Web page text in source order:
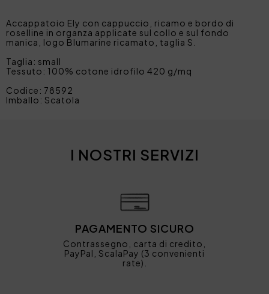
Accappatoio Ely con cappuccio, ricamo e bordo di
roselline in organza applicate sul collo e sul fondo
manica, logo Blumarine ricamato, taglia S.
Taglia: small
Tessuto: 100% cotone idrofilo 420 g/mq
Codice: 78592
Imballo: Scatola
I NOSTRI SERVIZI
PAGAMENTO SICURO
Contrassegno, carta di credito,
PayPal, ScalaPay (3 convenienti
rate).